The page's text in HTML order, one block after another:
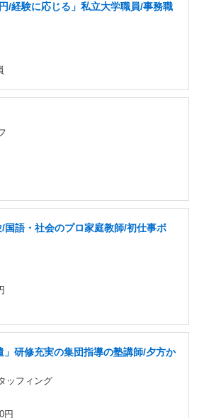
/経験に応じる」私立大学職員/事務職
国語・社会のプロ家庭教師/初仕事ボ
」研修充実の集団指導の塾講師/夕方か
ッフィング
円